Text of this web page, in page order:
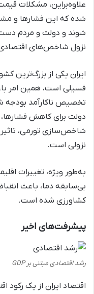
علاوه‌براین، مشکلات
شده که این فشارها و
شوند و دولت و مردم دست
نزول شاخص‌های
ایران یکی از بزرگ‌ترین
فسیلی است، همین امر
تخصیص ناکارآمد بودجه
دولت برای کاهش
شاخص‌سازی تورمی،
نزولی است.
به‌طور ویژه، تغییرات
بی‌سابقه دما، باعث
کشاورزی شده است.
پیشرفت‌های اخیر
رشد اقتصادی مبتنی بر GDP
اقتصاد ایران از یک